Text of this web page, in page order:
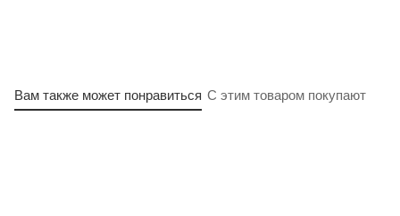
Вам также может понравиться С этим товаром покупают